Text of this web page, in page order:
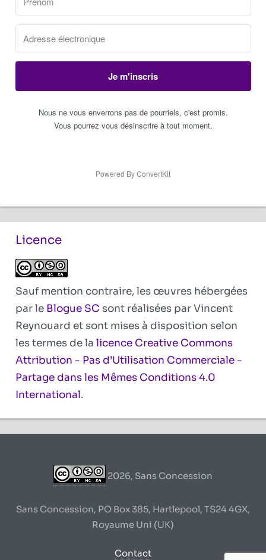
Je m'inscris
Nous ne vous enverrons pas de pourriels, c'est promis.
Vous pourrez vous désinscrire à tout moment.
Powered By ConvertKit
Licence
Sauf mention contraire, les œuvres hébergées
par le Blogue SC sont réalisées par Vincent
Reynouard et sont mises à disposition selon
les termes de la licence Creative Commons
Attribution - Pas d’Utilisation Commerciale -
Partage dans les Mêmes Conditions 4.0
International.
2026, Sans Concession
Sans Concession, PO Box 385, Hartlepool, TS24 4GX,
Royaume Uni (UK)
Contact